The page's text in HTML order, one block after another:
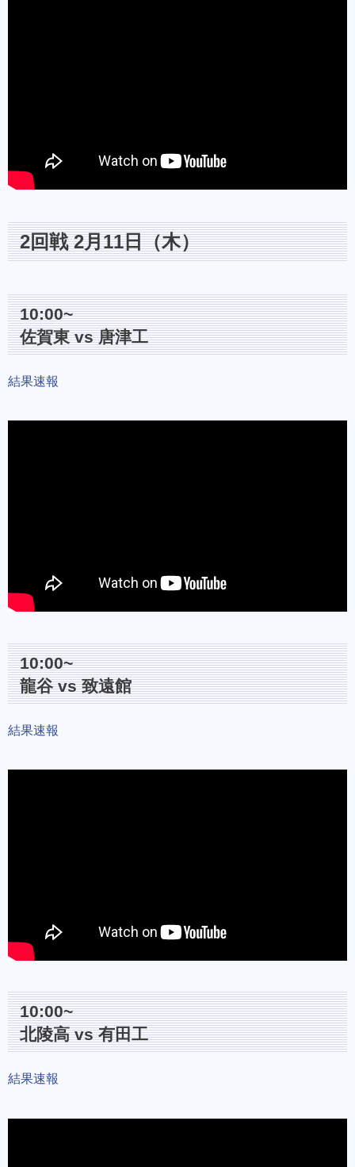
2回戦 2月11日（木）
10:00~
佐賀東 vs 唐津工
結果速報
10:00~
龍谷 vs 致遠館
結果速報
10:00~
北陵高 vs 有田工
結果速報